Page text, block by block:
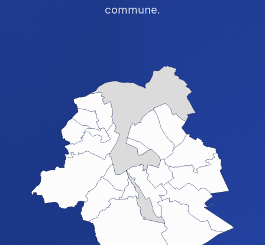
commune.